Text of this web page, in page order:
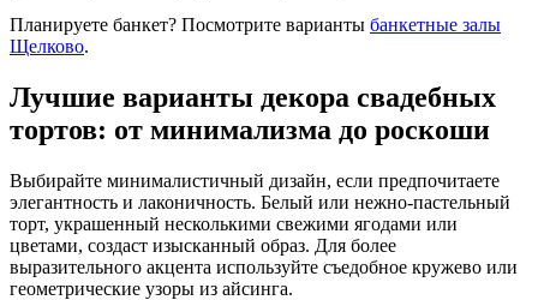
Планируете банкет? Посмотрите варианты банкетные залы
Щелково.
Лучшие варианты декора свадебных
тортов: от минимализма до роскоши
Выбирайте минималистичный дизайн, если предпочитаете
элегантность и лаконичность. Белый или нежно-пастельный
торт, украшенный несколькими свежими ягодами или
цветами, создаст изысканный образ. Для более
выразительного акцента используйте съедобное кружево или
геометрические узоры из айсинга.